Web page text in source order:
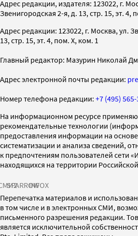
Адрес редакции, издателя: 123022, г.
Звенигородская 2-я, д. 13, стр. 15, эт. 4,
Адрес редакции: 123022, г. Москва, ул.
13, стр. 15, эт. 4, пом. X, ком. 1
Главный редактор: Мазурин Николай
Адрес электронной почты редакции:
Номер телефона редакции: +7 (495)
На информационном ресурсе
рекомендательные технологии
предоставления информации на
систематизации и анализа сведений,
к предпочтениям пользователей сети
находящихся на территории
SPARROWINFOX
Перепечатка материалов и
в том числе и в электронных СМИ,
письменного разрешения редакции.
является исключительной